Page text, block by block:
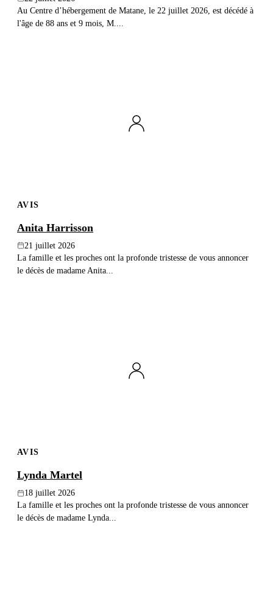
Au Centre d’hébergement de Matane, le 22 juillet 2026, est décédé à
l'âge de 88 ans et 9 mois, M....
AVIS
Anita Harrisson
21 juillet 2026
La famille et les proches ont la profonde tristesse de vous annoncer
le décès de madame Anita...
AVIS
Lynda Martel
18 juillet 2026
La famille et les proches ont la profonde tristesse de vous annoncer
le décès de madame Lynda...